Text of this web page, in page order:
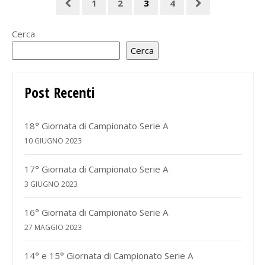
1 2 3 4
Cerca
Cerca
Post Recenti
18° Giornata di Campionato Serie A
10 GIUGNO 2023
17° Giornata di Campionato Serie A
3 GIUGNO 2023
16° Giornata di Campionato Serie A
27 MAGGIO 2023
14° e 15° Giornata di Campionato Serie A